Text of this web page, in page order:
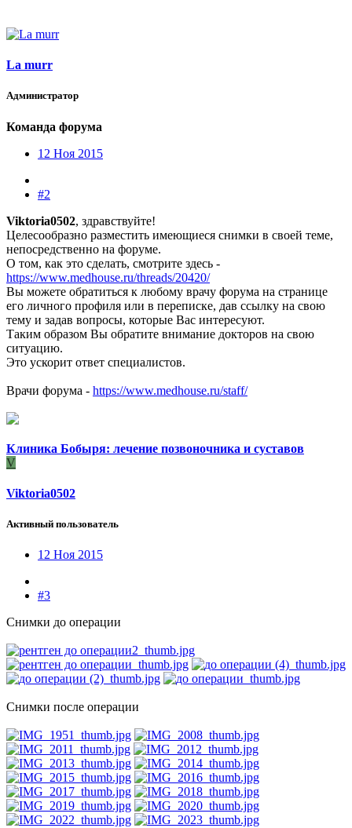
La murr
Администратор
Команда форума
12 Ноя 2015
#2
Viktoria0502, здравствуйте!
Целесообразно разместить имеющиеся снимки в своей теме,
непосредственно на форуме.
О том, как это сделать, смотрите здесь -
https://www.medhouse.ru/threads/20420/
Вы можете обратиться к любому врачу форума на странице
его личного профиля или в переписке, дав ссылку на свою
тему и задав вопросы, которые Вас интересуют.
Таким образом Вы обратите внимание докторов на свою
ситуацию.
Это ускорит ответ специалистов.
Врачи форума - https://www.medhouse.ru/staff/
Клиника Бобыря: лечение позвоночника и суставов
V
Viktoria0502
Активный пользователь
12 Ноя 2015
#3
Снимки до операции
Снимки после операции